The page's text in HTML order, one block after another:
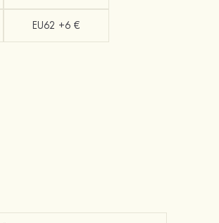
EU62 +6 €